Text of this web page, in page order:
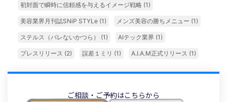
初対面で瞬時に信頼感を与えるイメージ戦略 (1)
美容業界月刊誌SNiP STYLe (1) メンズ美容の勝ちメニュー (1)
ステルス（バレないかつら） (1) AIテック業界 (1)
プレスリリース (2) 誤差１ミリ (1) A.I.A.M正式リリース (1)
ご相談・ご予約はこちらから